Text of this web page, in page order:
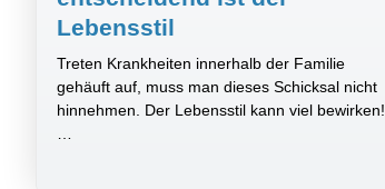
Lebensstil
Treten Krankheiten innerhalb der Familie
gehäuft auf, muss man dieses Schicksal nicht
hinnehmen. Der Lebensstil kann viel bewirken!